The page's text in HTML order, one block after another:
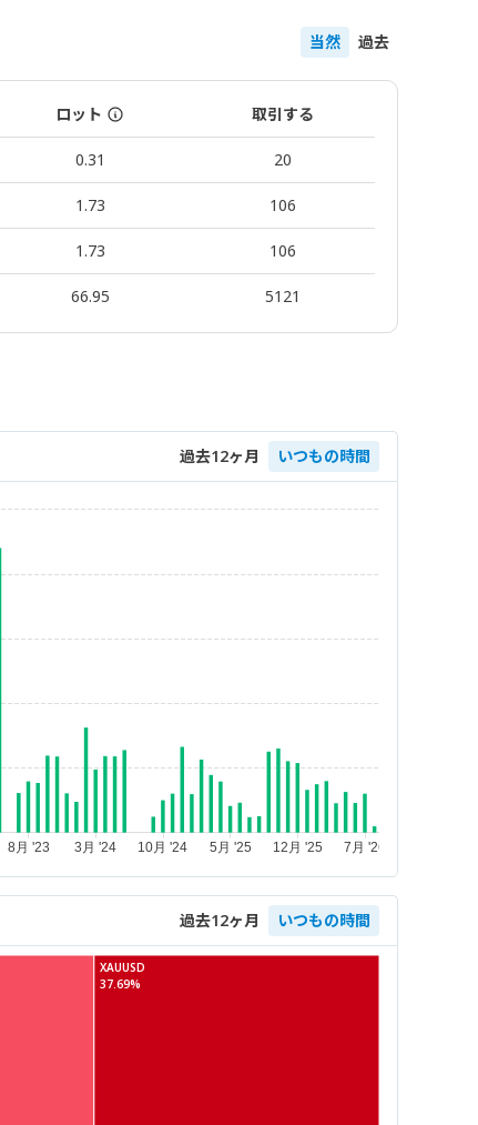
当然 過去
ロット 取引する
0.31 20
1.73 106
1.73 106
66.95 5121
過去12ヶ月 いつもの時間
過去12ヶ月 いつもの時間
XAUUSD
37.69%